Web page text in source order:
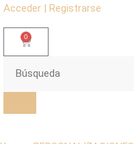
Acceder | Registrarse
0